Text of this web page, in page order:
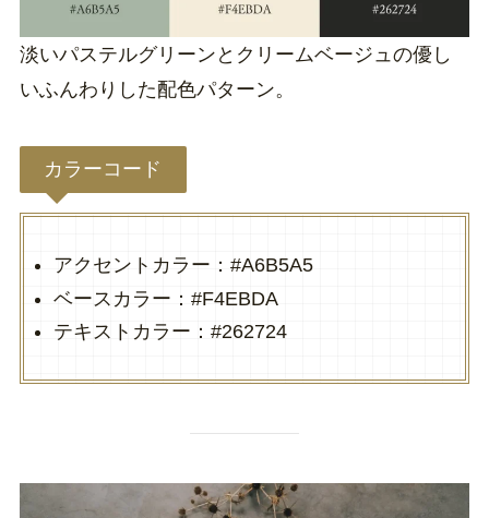
淡いパステルグリーンとクリームベージュの優し
いふんわりした配色パターン。
カラーコード
アクセントカラー：#A6B5A5
ベースカラー：#F4EBDA
テキストカラー：#262724